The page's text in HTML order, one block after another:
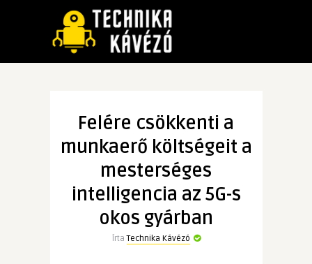
Felére csökkenti a
munkaerő költségeit a
mesterséges
intelligencia az 5G-s
okos gyárban
ÍrtaTechnika Kávézó